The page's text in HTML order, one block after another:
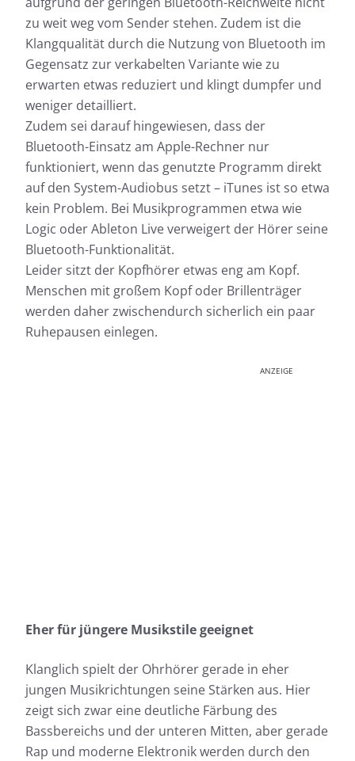
zu weit weg vom Sender stehen. Zudem ist die
Klangqualität durch die Nutzung von Bluetooth im
Gegensatz zur verkabelten Variante wie zu
erwarten etwas reduziert und klingt dumpfer und
weniger detailliert.
Zudem sei darauf hingewiesen, dass der
Bluetooth-Einsatz am Apple-Rechner nur
funktioniert, wenn das genutzte Programm direkt
auf den System-Audiobus setzt – iTunes ist so etwa
kein Problem. Bei Musikprogrammen etwa wie
Logic oder Ableton Live verweigert der Hörer seine
Bluetooth-Funktionalität.
Leider sitzt der Kopfhörer etwas eng am Kopf.
Menschen mit großem Kopf oder Brillenträger
werden daher zwischendurch sicherlich ein paar
Ruhepausen einlegen.
ANZEIGE
Eher für jüngere Musikstile geeignet
Klanglich spielt der Ohrhörer gerade in eher
jungen Musikrichtungen seine Stärken aus. Hier
zeigt sich zwar eine deutliche Färbung des
Bassbereichs und der unteren Mitten, aber gerade
Rap und moderne Elektronik werden durch den